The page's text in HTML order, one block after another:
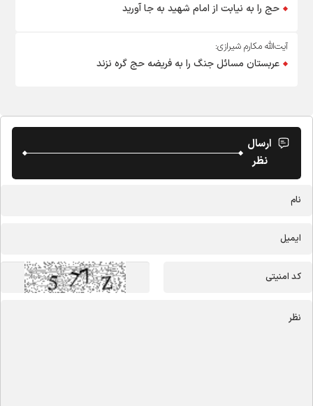
حج را به نیابت از امام شهید به جا آورید
آیت‌الله مکارم شیرازی:
عربستان مسائل جنگ را به فریضه حج گره نزند
ارسال
نظر